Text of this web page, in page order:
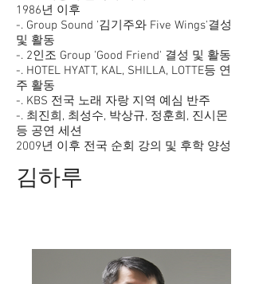
1986년 이후
-. Group Sound '김기주와 Five Wings'결성
및 활동
-. 2인조 Group 'Good Friend' 결성 및 활동
-. HOTEL HYATT, KAL, SHILLA, LOTTE등 연
주 활동
-. KBS 전국 노래 자랑 지역 예심 반주
-. 최진희, 최성수, 박상규, 정훈희, 진시몬
등 공연 세션
2009년 이후 전국 순회 강의 및 후학 양성
​김하루